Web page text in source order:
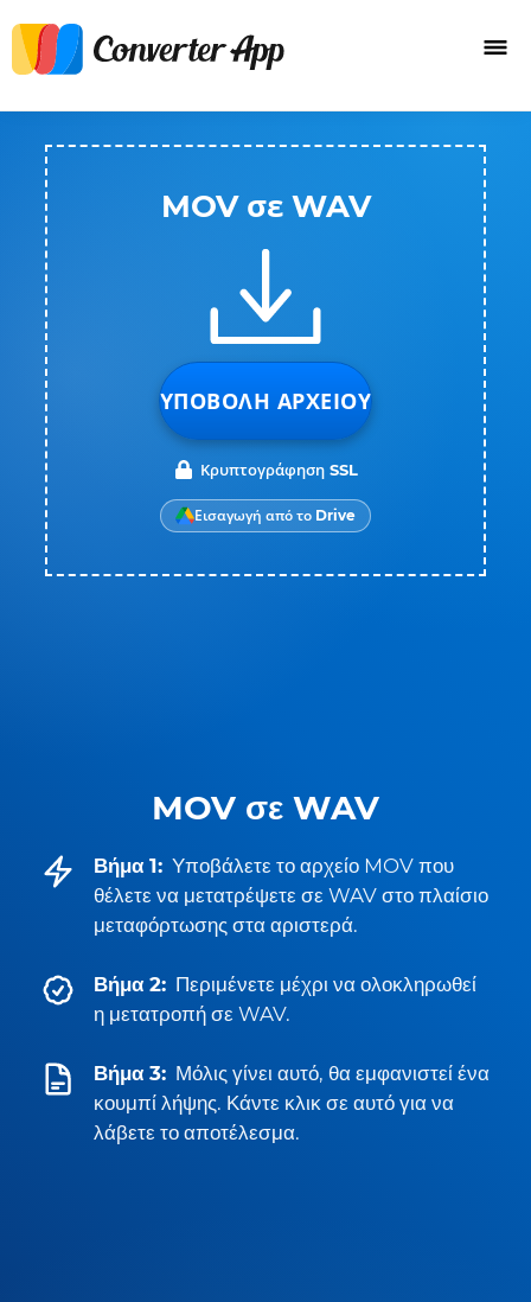
MOV σε WAV
Βήμα 1: Υποβάλετε το αρχείο MOV που
θέλετε να μετατρέψετε σε WAV στο πλαίσιο
μεταφόρτωσης στα αριστερά.
Βήμα 2: Περιμένετε μέχρι να ολοκληρωθεί
η μετατροπή σε WAV.
Βήμα 3: Μόλις γίνει αυτό, θα εμφανιστεί ένα
κουμπί λήψης. Κάντε κλικ σε αυτό για να
λάβετε το αποτέλεσμα.
MOV σε WAV
ΥΠΟΒΟΛΉ ΑΡΧΕΊΟΥ
Κρυπτογράφηση SSL
Εισαγωγή από το Drive